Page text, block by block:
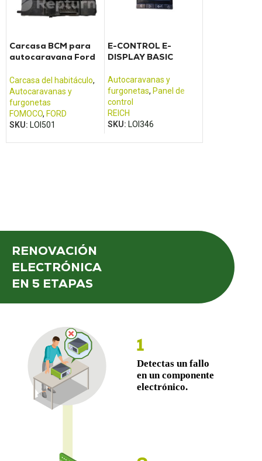
Carcasa BCM para
autocaravana Ford
2017)
Carcasa del habitáculo,
Autocaravanas y
furgonetas
FOMOCO, FORD
SKU: LOI501
E-CONTROL E-
DISPLAY BASIC
Autocaravanas y
furgonetas, Panel de
control
REICH
SKU: LOI346
RENOVACIÓN
ELECTRÓNICA
EN 5 ETAPAS